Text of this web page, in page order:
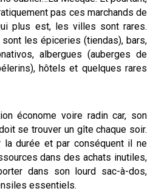
pas ces marchands de
plus est, les villes sont rares.
les épiceries (tiendas), bars,
albergues (auberges de
hôtels et quelques rares
économe voire radin car, son
se trouver un gîte chaque soir.
la durée et par conséquent il ne
dans des achats inutiles,
dans son lourd sac-à-dos,
essentiels.